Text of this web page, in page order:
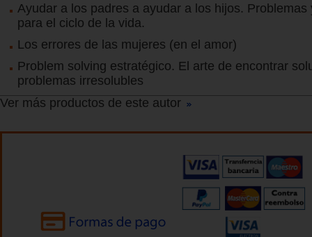
Ayudar a los padres a ayudar a los hijos. Problemas
para el ciclo de la vida.
Los errores de las mujeres (en el amor)
Problem solving estratégico. El arte de encontrar
problemas irresolubles
Ver más productos de este autor